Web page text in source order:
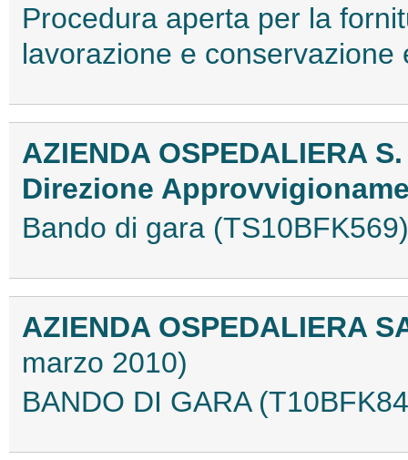
Procedura aperta per la
lavorazione e
AZIENDA OSPEDALIERA
Direzione
Bando di gara (TS10BFK569)
AZIENDA OSPEDALIERA
marzo 2010)
BANDO DI GARA